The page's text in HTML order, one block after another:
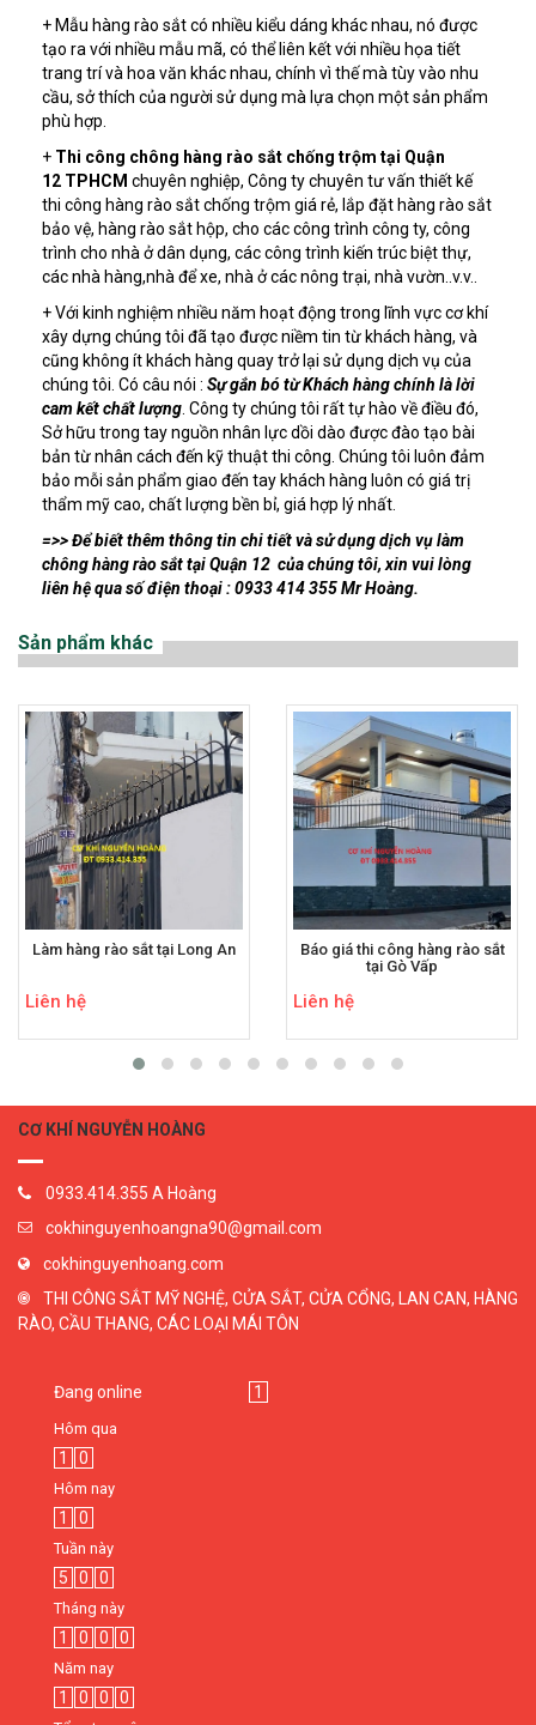
+ Mẫu hàng rào sắt có nhiều kiểu dáng khác nhau, nó được
tạo ra với nhiều mẫu mã, có thể liên kết với nhiều họa tiết
trang trí và hoa văn khác nhau, chính vì thế mà tùy vào nhu
cầu, sở thích của người sử dụng mà lựa chọn một sản phẩm
phù hợp.
+ Thi công chông hàng rào sắt chống trộm tại Quận
12 TPHCM chuyên nghiệp, Công ty chuyên tư vấn thiết kế
thi công hàng rào sắt chống trộm giá rẻ, lắp đặt hàng rào sắt
bảo vệ, hàng rào sắt hộp, cho các công trình công ty, công
trình cho nhà ở dân dụng, các công trình kiến trúc biệt thự,
các nhà hàng,nhà để xe, nhà ở các nông trại, nhà vườn..v.v..
+ Với kinh nghiệm nhiều năm hoạt động trong lĩnh vực cơ khí
xây dựng chúng tôi đã tạo được niềm tin từ khách hàng, và
cũng không ít khách hàng quay trở lại sử dụng dịch vụ của
chúng tôi. Có câu nói : Sự gắn bó từ Khách hàng chính là lời
cam kết chất lượng . Công ty chúng tôi rất tự hào về điều đó,
Sở hữu trong tay nguồn nhân lực dồi dào được đào tạo bài
bản từ nhân cách đến kỹ thuật thi công. Chúng tôi luôn đảm
bảo mỗi sản phẩm giao đến tay khách hàng luôn có giá trị
thẩm mỹ cao, chất lượng bền bỉ, giá hợp lý nhất.
=>> Để biết thêm thông tin chi tiết và sử dụng dịch vụ làm
chông hàng rào sắt tại Quận 12 của chúng tôi, xin vui lòng
liên hệ qua số điện thoại : 0933 414 355 Mr Hoàng.
Sản phẩm khác
Làm hàng rào sắt tại Long An
Liên hệ
Báo giá thi công hàng rào sắt
tại Gò Vấp
Liên hệ
CƠ KHÍ NGUYỄN HOÀNG
0933.414.355 A Hoàng
cokhinguyenhoangna90@gmail.com
cokhinguyenhoang.com
THI CÔNG SẮT MỸ NGHỆ, CỬA SẮT, CỬA CỔNG, LAN CAN, HÀNG
RÀO, CẦU THANG, CÁC LOẠI MÁI TÔN
Đang online 1
Hôm qua
1 0
Hôm nay
1 0
Tuần này
5 0 0
Tháng này
1 0 0 0
Năm nay
1 0 0 0